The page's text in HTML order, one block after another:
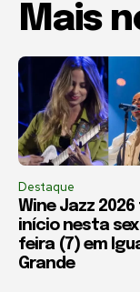
Mais
Destaque
Wine Jazz
início nesta
feira (7) em
Grande